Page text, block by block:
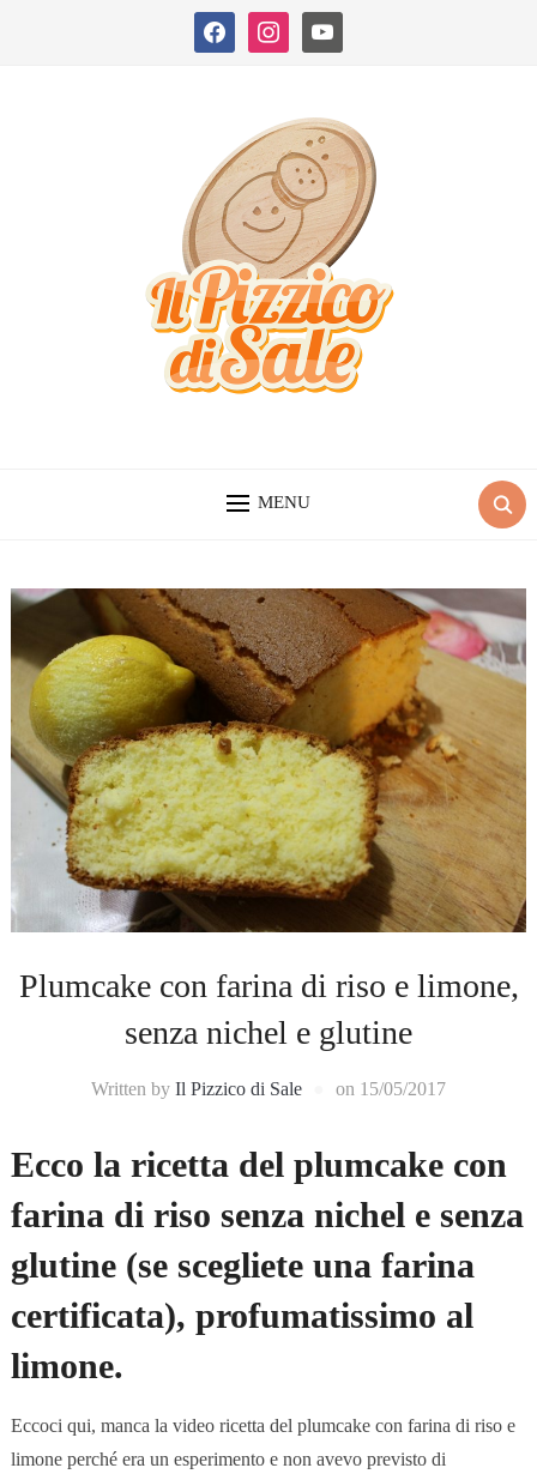
facebook instagram youtube
MENU
Plumcake con farina di riso e limone,
senza nichel e glutine
Written by Il Pizzico di Sale on 15/05/2017
Ecco la ricetta del plumcake con
farina di riso senza nichel e senza
glutine (se scegliete una farina
certificata), profumatissimo al
limone.
Eccoci qui, manca la video ricetta del plumcake con farina di riso e
limone perché era un esperimento e non avevo previsto di